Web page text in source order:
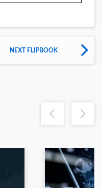
NEXT FLIPBOOK
Show previousShow